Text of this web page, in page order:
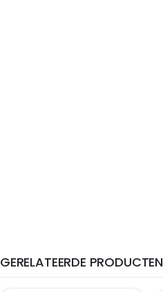
GERELATEERDE PRODUCTEN